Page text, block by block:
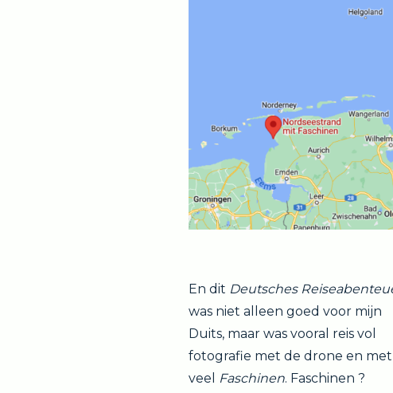
En dit Deutsches
was niet alleen goed voor mijn
Duits, maar was vooral reis vol
fotografie met de drone en met
veel
Faschinen. Faschinen ?